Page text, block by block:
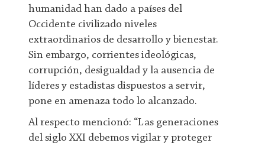
humanidad han dado a países del
Occidente civilizado niveles
extraordinarios de desarrollo y bienestar.
Sin embargo, corrientes ideológicas,
corrupción, desigualdad y la ausencia de
líderes y estadistas dispuestos a servir,
pone en amenaza todo lo alcanzado.
Al respecto mencionó: “Las generaciones
del siglo XXI debemos vigilar y proteger